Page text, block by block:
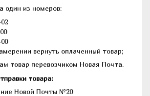
один из номеров:
вернуть оплаченный товар;
товар перевозчиком Новая Почта.
товара:
Новой Почты №20